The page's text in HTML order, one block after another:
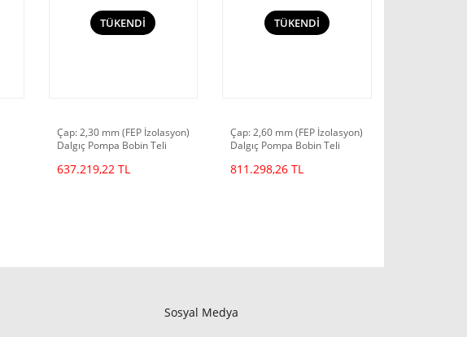
TÜKENDİ
Çap: 2,30 mm (FEP İzolasyon)
Dalgıç Pompa Bobin Teli
637.219,22 TL
TÜKENDİ
Çap: 2,60 mm (FEP İzolasyon)
Dalgıç Pompa Bobin Teli
811.298,26 TL
Sosyal Medya